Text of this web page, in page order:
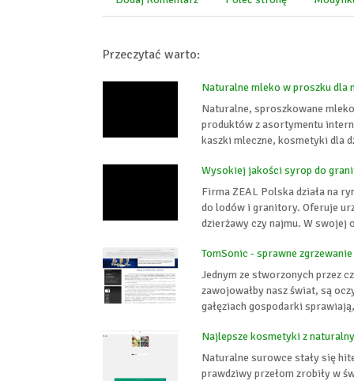
Przeczytać warto:
Naturalne mleko w proszku dla
Naturalne, sproszkowane
produktów z asortymentu
kaszki mleczne, kosmetyki dla
Wysokiej jakości syrop do
Firma ZEAL Polska działa na
do lodów i granitory. Oferuje
dzierżawy czy najmu. W swojej
TomSonic - sprawne
Jednym ze stworzonych przez
zawojowałby nasz świat, są
gałęziach gospodarki
Najlepsze kosmetyki z
Naturalne surowce stały się
prawdziwy przełom zrobiły w